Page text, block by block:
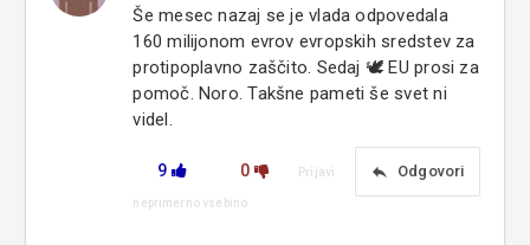
Še mesec nazaj se je vlada odpovedala
160 milijonom evrov evropskih sredstev za
protipoplavno zaščito. Sedaj 🕊 EU prosi za
pomoč. Noro. Takšne pameti še svet ni
videl.
9 0 reply Odgovori
Prijavi
neprimerno vsebino